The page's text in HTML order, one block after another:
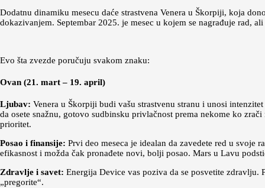
Dodatnu dinamiku mesecu daće strastvena Venera u Škorpiji, koja
dokazivanjem. Septembar 2025. je mesec u kojem se nagrađuje rad,
Evo šta zvezde poručuju svakom znaku:
Ovan (21. mart – 19. april)
Ljubav: Venera u Škorpiji budi vašu strastvenu stranu i unosi
da osete snažnu, gotovo sudbinsku privlačnost prema nekome ko
prioritet.
Posao i finansije: Prvi deo meseca je idealan da zavedete red u svoje
efikasnost i možda čak pronađete novi, bolji posao. Mars u Lavu
Zdravlje i savet: Energija Device vas poziva da se posvetite zdravlju.
„pregorite“.